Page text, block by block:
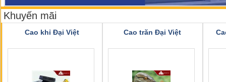
Khuyến mãi
Cao khỉ Đại Việt Cao trăn Đại Việt